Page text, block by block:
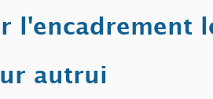
l'encadrement
autrui